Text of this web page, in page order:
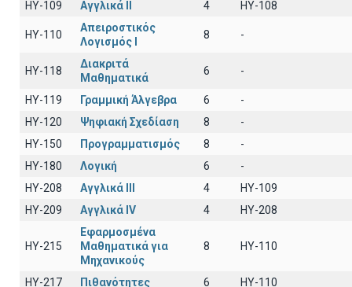
HY-109 Αγγλικά II 4 HY-108
HY-110
Απειροστικός
Λογισμός Ι
8 -
HY-118
Διακριτά
Μαθηματικά
6 -
HY-119 Γραμμική Άλγεβρα 6
-
HY-120
Ψηφιακή Σχεδίαση 8
-
HY-150
Προγραμματισμός 8
-
HY-180
Λογική 6
-
HY-208
Αγγλικά III 4
HY-109
HY-209
Αγγλικά IV 4 HY-208
HY-215
Εφαρμοσμένα
Μαθηματικά για
Μηχανικούς
8 ΗΥ-110
HY-217 Πιθανότητες 6 ΗΥ-110